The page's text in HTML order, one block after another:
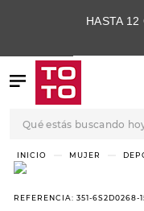
HASTA 12
MUJER
REFERENCIA: 351-6S2D0268-